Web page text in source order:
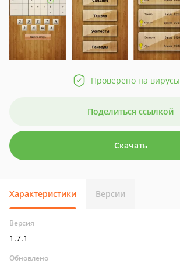
Проверено на вирусы
Поделиться ссылкой
Скачать
Характеристики Версии
Версия
1.7.1
Обновлено